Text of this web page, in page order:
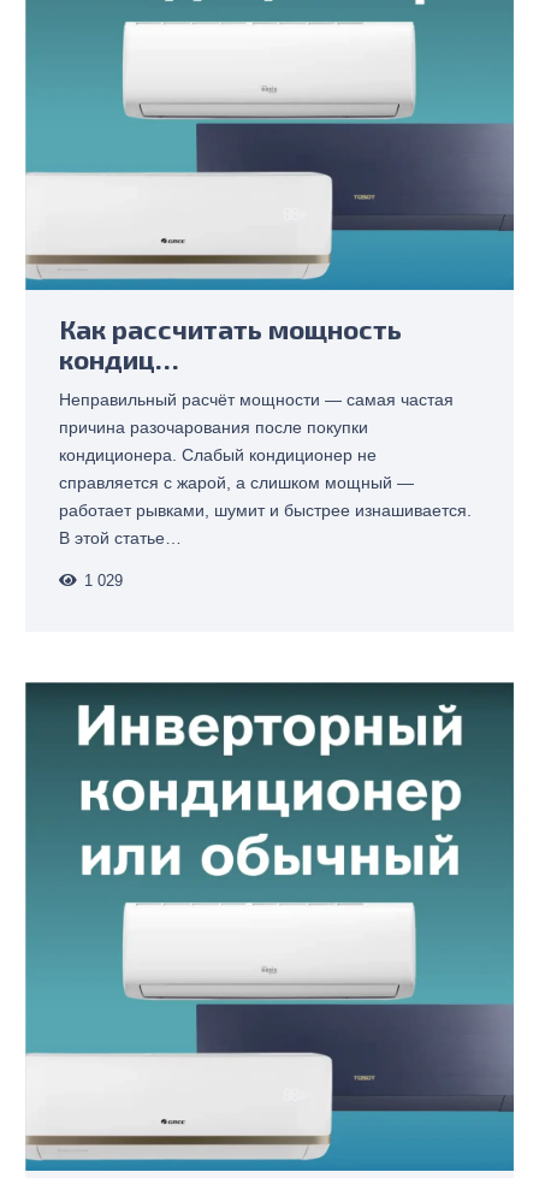
Как рассчитать мощность
кондиц…
Неправильный расчёт мощности — самая частая
причина разочарования после покупки
кондиционера. Слабый кондиционер не
справляется с жарой, а слишком мощный —
работает рывками, шумит и быстрее изнашивается.
В этой статье…
1 029